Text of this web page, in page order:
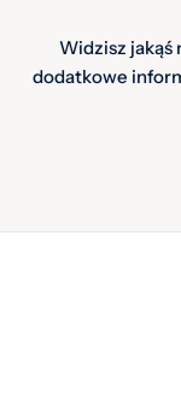
Widzisz jakąś
dodatkowe